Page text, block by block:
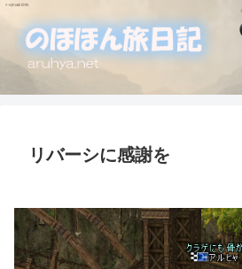
リバーシに感謝を